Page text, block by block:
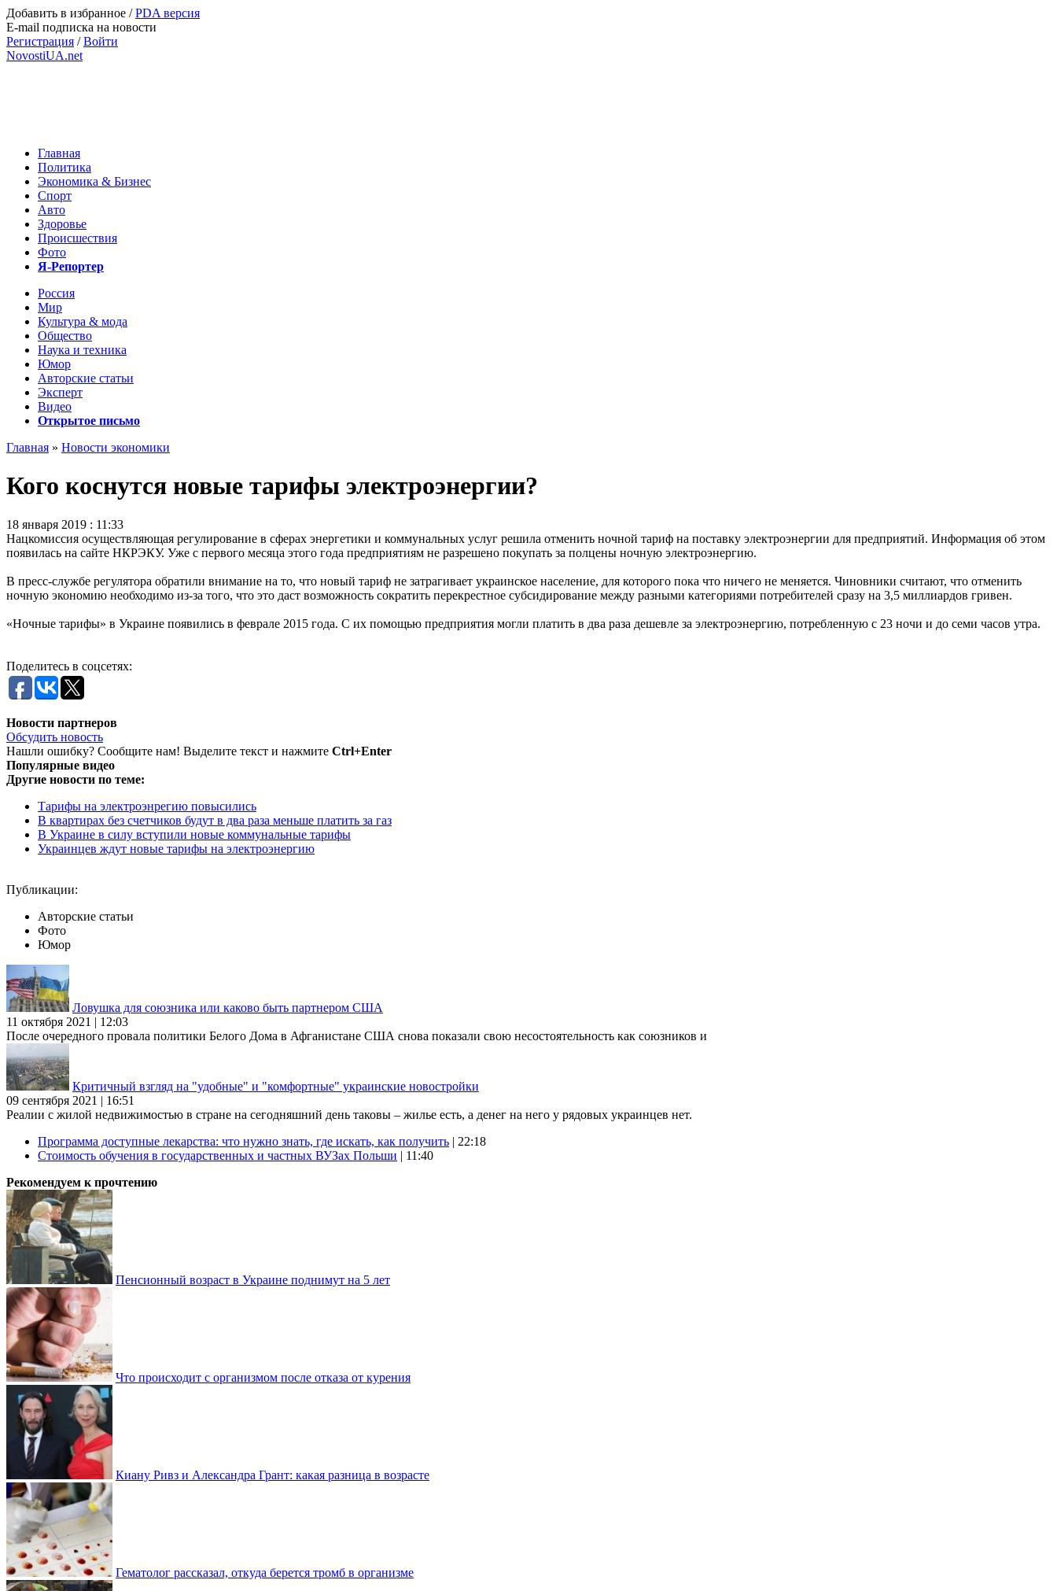
Добавить в избранное /PDA версия
E-mail подписка на новости
Регистрация /Войти
NovostiUA.net
Главная
Политика
Экономика & Бизнес
Спорт
Авто
Здоровье
Происшествия
Фото
Я-Репортер
Россия
Мир
Культура & мода
Общество
Наука и техника
Юмор
Авторские статьи
Эксперт
Видео
Открытое письмо
Главная » Новости экономики
Кого коснутся новые тарифы электроэнергии?
18 января 2019 : 11:33
Нацкомиссия осуществляющая регулирование в сферах энергетики и коммунальных услуг решила отменить ночной тариф на поставку электроэнергии для предприятий. Информация об этом
появилась на сайте НКРЭКУ. Уже с первого месяца этого года предприятиям не разрешено покупать за полцены ночную электроэнергию.
В пресс-службе регулятора обратили внимание на то, что новый тариф не затрагивает украинское население, для которого пока что ничего не меняется. Чиновники считают, что отменить
ночную экономию необходимо из-за того, что это даст возможность сократить перекрестное субсидирование между разными категориями потребителей сразу на 3,5 миллиардов гривен.
«Ночные тарифы» в Украине появились в феврале 2015 года. С их помощью предприятия могли платить в два раза дешевле за электроэнергию, потребленную с 23 ночи и до семи часов утра.
Поделитесь в соцсетях:
Новости партнеров
Обсудить новость
Нашли ошибку? Сообщите нам! Выделите текст и нажмите Ctrl+Enter
Популярные видео
Другие новости по теме:
Тарифы на электроэнрегию повысились
В квартирах без счетчиков будут в два раза меньше платить за газ
В Украине в силу вступили новые коммунальные тарифы
Украинцев ждут новые тарифы на электроэнергию
Публикации:
Авторские статьи
Фото
Юмор
Ловушка для союзника или каково быть партнером США
11 октября 2021 | 12:03
После очередного провала политики Белого Дома в Афганистане США снова показали свою несостоятельность как союзников и
Критичный взгляд на "удобные" и "комфортные" украинские новостройки
09 сентября 2021 | 16:51
Реалии с жилой недвижимостью в стране на сегодняшний день таковы – жилье есть, а денег на него у рядовых украинцев нет.
Программа доступные лекарства: что нужно знать, где искать, как получить | 22:18
Стоимость обучения в государственных и частных ВУЗах Польши | 11:40
Рекомендуем к прочтению
Пенсионный возраст в Украине поднимут на 5 лет
Что происходит с организмом после отказа от курения
Киану Ривз и Александра Грант: какая разница в возрасте
Гематолог рассказал, откуда берется тромб в организме